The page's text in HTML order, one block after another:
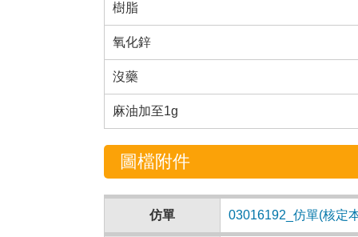
樹脂
氧化鋅
沒藥
麻油加至1g
圖檔附件
仿單 03016192_仿單(核定